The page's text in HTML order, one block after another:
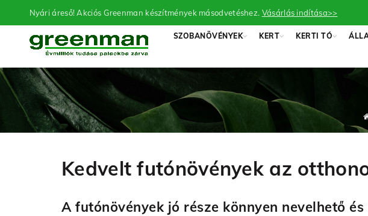
Nyári áreső! Akciós Greenman készítmények másodvetéshez. Vásárlás indítása>>
SZOBANÖVÉNYEK KERT KERTI TÓ
Kedvelt futónövények az
A futónövények jó része könnyen nevelhető